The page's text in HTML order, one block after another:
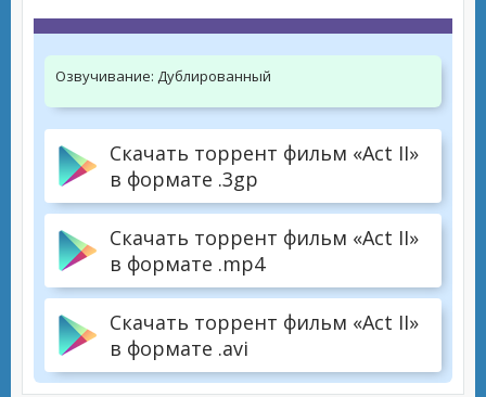
Озвучивание: Дублированный
Скачать торрент фильм «Act II»
в формате .3gp
Скачать торрент фильм «Act II»
в формате .mp4
Скачать торрент фильм «Act II»
в формате .avi